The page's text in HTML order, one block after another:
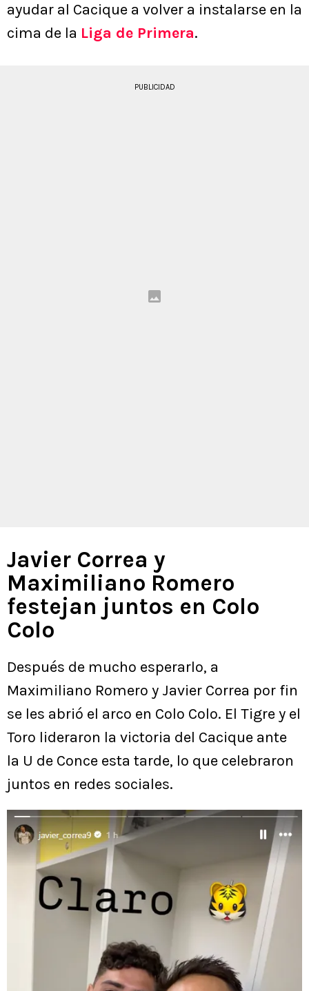
ayudar al Cacique a volver a instalarse en la
cima de la Liga de Primera.
PUBLICIDAD
Javier Correa y
Maximiliano Romero
festejan juntos en Colo
Colo
Después de mucho esperarlo, a
Maximiliano Romero y Javier Correa por fin
se les abrió el arco en Colo Colo. El Tigre y el
Toro lideraron la victoria del Cacique ante
la U de Conce esta tarde, lo que celebraron
juntos en redes sociales.